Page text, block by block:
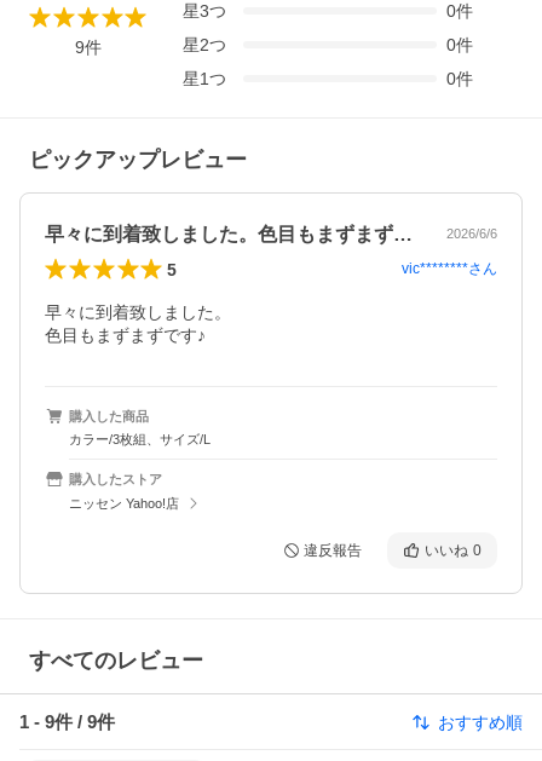
9件
星3つ 0件
星2つ 0件
星1つ 0件
ピックアップレビュー
早々に到着致しました。色目もまずまずで… 2026/6/6
5 vic********さん
早々に到着致しました。
色目もまずまずです♪
購入した商品
カラー/3枚組、サイズ/L
購入したストア
ニッセン Yahoo!店
違反報告 いいね 0
すべてのレビュー
1 - 9件 / 9件 おすすめ順